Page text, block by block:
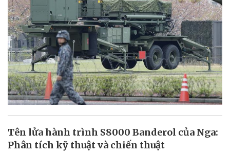
Tên lửa hành trình S8000 Banderol của Nga:
Phân tích kỹ thuật và chiến thuật